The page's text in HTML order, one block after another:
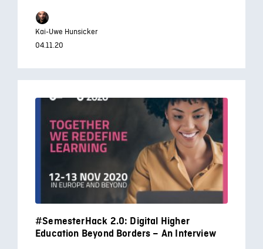
Kai-Uwe Hunsicker
04.11.20
#SemesterHack 2.0: Digital Higher
Education Beyond Borders – An Interview